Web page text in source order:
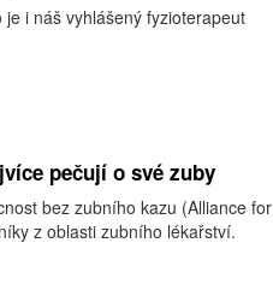
i náš vyhlášený fyzioterapeut
pečují o své zuby
bez zubního kazu (Alliance for
z oblasti zubního lékařství.